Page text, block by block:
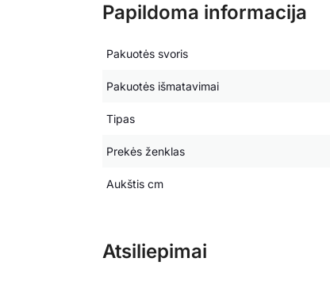
Papildoma informacija
Pakuotės svoris
Pakuotės išmatavimai
Tipas
Prekės ženklas
Aukštis cm
Atsiliepimai